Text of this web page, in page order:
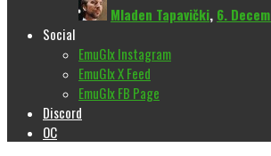
Mladen Tapavički, 6.
Social
EmuGlx Instagram
EmuGlx X Feed
EmuGlx FB Page
Discord
OC